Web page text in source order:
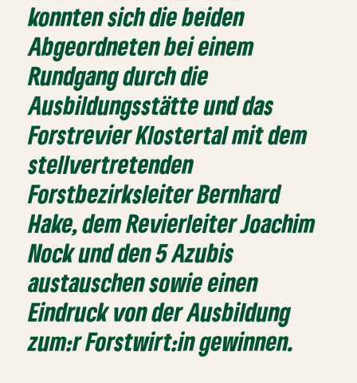
konnten sich die beiden
Abgeordneten bei einem
Rundgang durch die
Ausbildungsstätte und das
Forstrevier Klostertal mit dem
stellvertretenden
Forstbezirksleiter Bernhard
Hake, dem Revierleiter Joachim
Nock und den 5 Azubis
austauschen sowie einen
Eindruck von der Ausbildung
zum:r Forstwirt:in gewinnen.